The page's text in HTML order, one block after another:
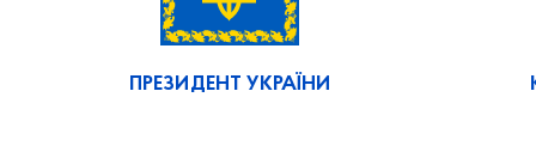
ПРЕЗИДЕНТ УКРАЇНИ